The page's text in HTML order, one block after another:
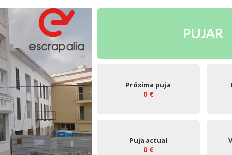
PUJAR
Próxima puja
0 €
Puja actual
0 €